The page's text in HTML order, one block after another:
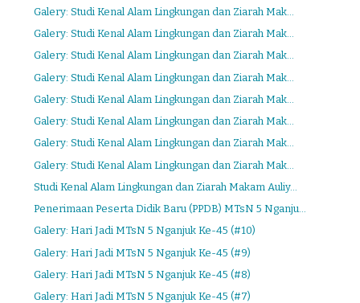
Galery: Studi Kenal Alam Lingkungan dan Ziarah Mak...
Galery: Studi Kenal Alam Lingkungan dan Ziarah Mak...
Galery: Studi Kenal Alam Lingkungan dan Ziarah Mak...
Galery: Studi Kenal Alam Lingkungan dan Ziarah Mak...
Galery: Studi Kenal Alam Lingkungan dan Ziarah Mak...
Galery: Studi Kenal Alam Lingkungan dan Ziarah Mak...
Galery: Studi Kenal Alam Lingkungan dan Ziarah Mak...
Galery: Studi Kenal Alam Lingkungan dan Ziarah Mak...
Studi Kenal Alam Lingkungan dan Ziarah Makam Auliy...
Penerimaan Peserta Didik Baru (PPDB) MTsN 5 Nganju...
Galery: Hari Jadi MTsN 5 Nganjuk Ke-45 (#10)
Galery: Hari Jadi MTsN 5 Nganjuk Ke-45 (#9)
Galery: Hari Jadi MTsN 5 Nganjuk Ke-45 (#8)
Galery: Hari Jadi MTsN 5 Nganjuk Ke-45 (#7)